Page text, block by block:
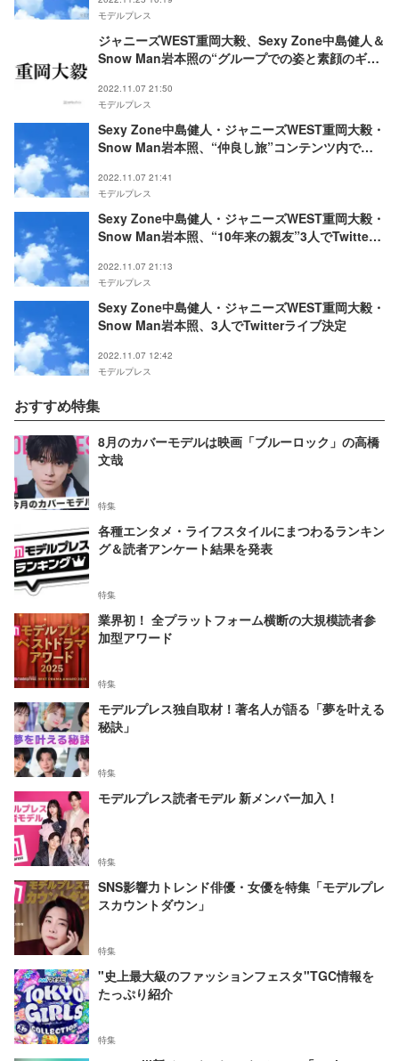
モデルプレス
ジャニーズWEST重岡大毅、Sexy Zone中島健人＆
Snow Man岩本照の“グループでの姿と素顔のギャ
2022.11.07 21:50
モデルプレス
Sexy Zone中島健人・ジャニーズWEST重岡大毅・
Snow Man岩本照、“仲良し旅”コンテンツ内で公
2022.11.07 21:41
モデルプレス
Sexy Zone中島健人・ジャニーズWEST重岡大毅・
Snow Man岩本照、“10年来の親友”3人でTwitter
2022.11.07 21:13
モデルプレス
Sexy Zone中島健人・ジャニーズWEST重岡大毅・
Snow Man岩本照、3人でTwitterライブ決定
2022.11.07 12:42
モデルプレス
おすすめ特集
8月のカバーモデルは映画「ブルーロック」の高橋
文哉
特集
各種エンタメ・ライフスタイルにまつわるランキン
グ＆読者アンケート結果を発表
特集
業界初！ 全プラットフォーム横断の大規模読者参
加型アワード
特集
モデルプレス独自取材！著名人が語る「夢を叶える
秘訣」
特集
モデルプレス読者モデル 新メンバー加入！
特集
SNS影響力トレンド俳優・女優を特集「モデルプレ
スカウントダウン」
特集
"史上最大級のファッションフェスタ"TGC情報を
たっぷり紹介
特集